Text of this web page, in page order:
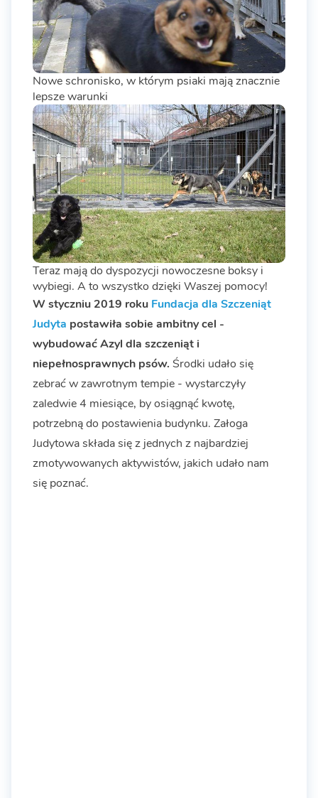
Nowe schronisko, w którym psiaki mają znacznie
lepsze warunki
Teraz mają do dyspozycji nowoczesne boksy i
wybiegi. A to wszystko dzięki Waszej pomocy!
W styczniu 2019 roku Fundacja dla Szczeniąt
Judyta postawiła sobie ambitny cel -
wybudować Azyl dla szczeniąt i
niepełnosprawnych psów. Środki udało się
zebrać w zawrotnym tempie - wystarczyły
zaledwie 4 miesiące, by osiągnąć kwotę,
potrzebną do postawienia budynku. Załoga
Judytowa składa się z jednych z najbardziej
zmotywowanych aktywistów, jakich udało nam
się poznać.